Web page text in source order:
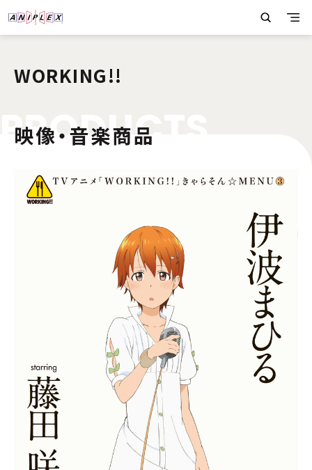
WORKING!!
PRODUC
映像・音楽商品